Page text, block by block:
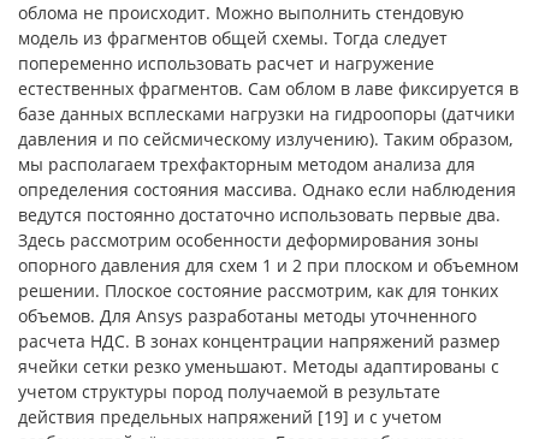
облома не происходит. Можно выполнить стендовую
модель из фрагментов общей схемы. Тогда следует
попеременно использовать расчет и нагружение
естественных фрагментов. Сам облом в лаве фиксируется в
базе данных всплесками нагрузки на гидроопоры (датчики
давления и по сейсмическому излучению). Таким образом,
мы располагаем трехфакторным методом анализа для
определения состояния массива. Однако если наблюдения
ведутся постоянно достаточно использовать первые два.
Здесь рассмотрим особенности деформирования зоны
опорного давления для схем 1 и 2 при плоском и объемном
решении. Плоское состояние рассмотрим, как для тонких
объемов. Для Ansys разработаны методы уточненного
расчета НДС. В зонах концентрации напряжений размер
ячейки сетки резко уменьшают. Методы адаптированы с
учетом структуры пород получаемой в результате
действия предельных напряжений [19] и с учетом